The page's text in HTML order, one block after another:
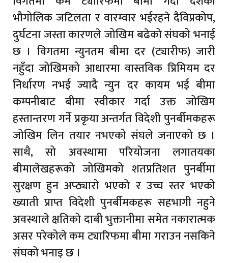
भौगोलिक जटिलता र वारम्वार भईरहने दैविप्रकोप,
दुर्घटना जस्ता कारणले जोखिम बढेको संघको भनाई
छ । विगतमा न्युनतम बीमा दर (ट्यारीफ) जारी
नहुँदा जोखिमको आधारमा वास्तविक प्रिमियम दर
निर्धारण नभई ज्यादै न्युन दर कायम भई बीमा
कम्पनीबाट बीमा स्वीकार गर्दा उक्त जोखिम
हस्तान्तरण गर्ने प्रकृया अन्तर्गत विदेशी पुनर्बीमकहरू
जोखिम लिन तयार नभएको संघले जनाएको छ ।
साथै, सो अवस्थामा परियोजना लगातयका
बीमालेखहरूको जोखिमको शतप्रतिशत पुनर्बीमा
सुरक्षण हुन अप्ठ्यारो भएको र उच्च स्तर भएको
ख्याती प्राप्त विदेशी पुनर्बीमकहरू सहभागी नहुने
अवस्थाले क्षतिको दाबी भुक्तानीमा समेत नकारात्मक
असर परेकोले कम ट्यारिफमा बीमा गराउन नसकिने
संघको भनाइ छ ।